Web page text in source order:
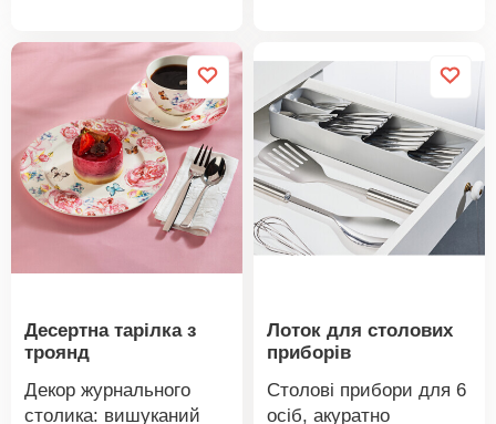
Доставляється
порожнім. Примітка:
Харчові продукти не
підлягають обміну,
окрім випадків
обґрунтованої
рекламації щодо
якості. Інформація про
харчову цінність на 100
чашки. Порцеляна. Для
паперових фільтрів 1 x
4.
Десертна тарілка з
троянд
Декор журнального
столика: вишуканий
Лоток для столових
приборів
Столові прибори для 6
осіб, акуратно